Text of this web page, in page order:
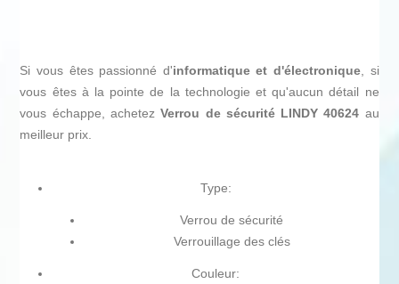
Si vous êtes passionné d'informatique et d'électronique, si
vous êtes à la pointe de la technologie et qu'aucun détail ne
vous échappe, achetezVerrou de sécurité LINDY 40624 au
meilleur prix.
Type:
Verrou de sécurité
Verrouillage des clés
Couleur: